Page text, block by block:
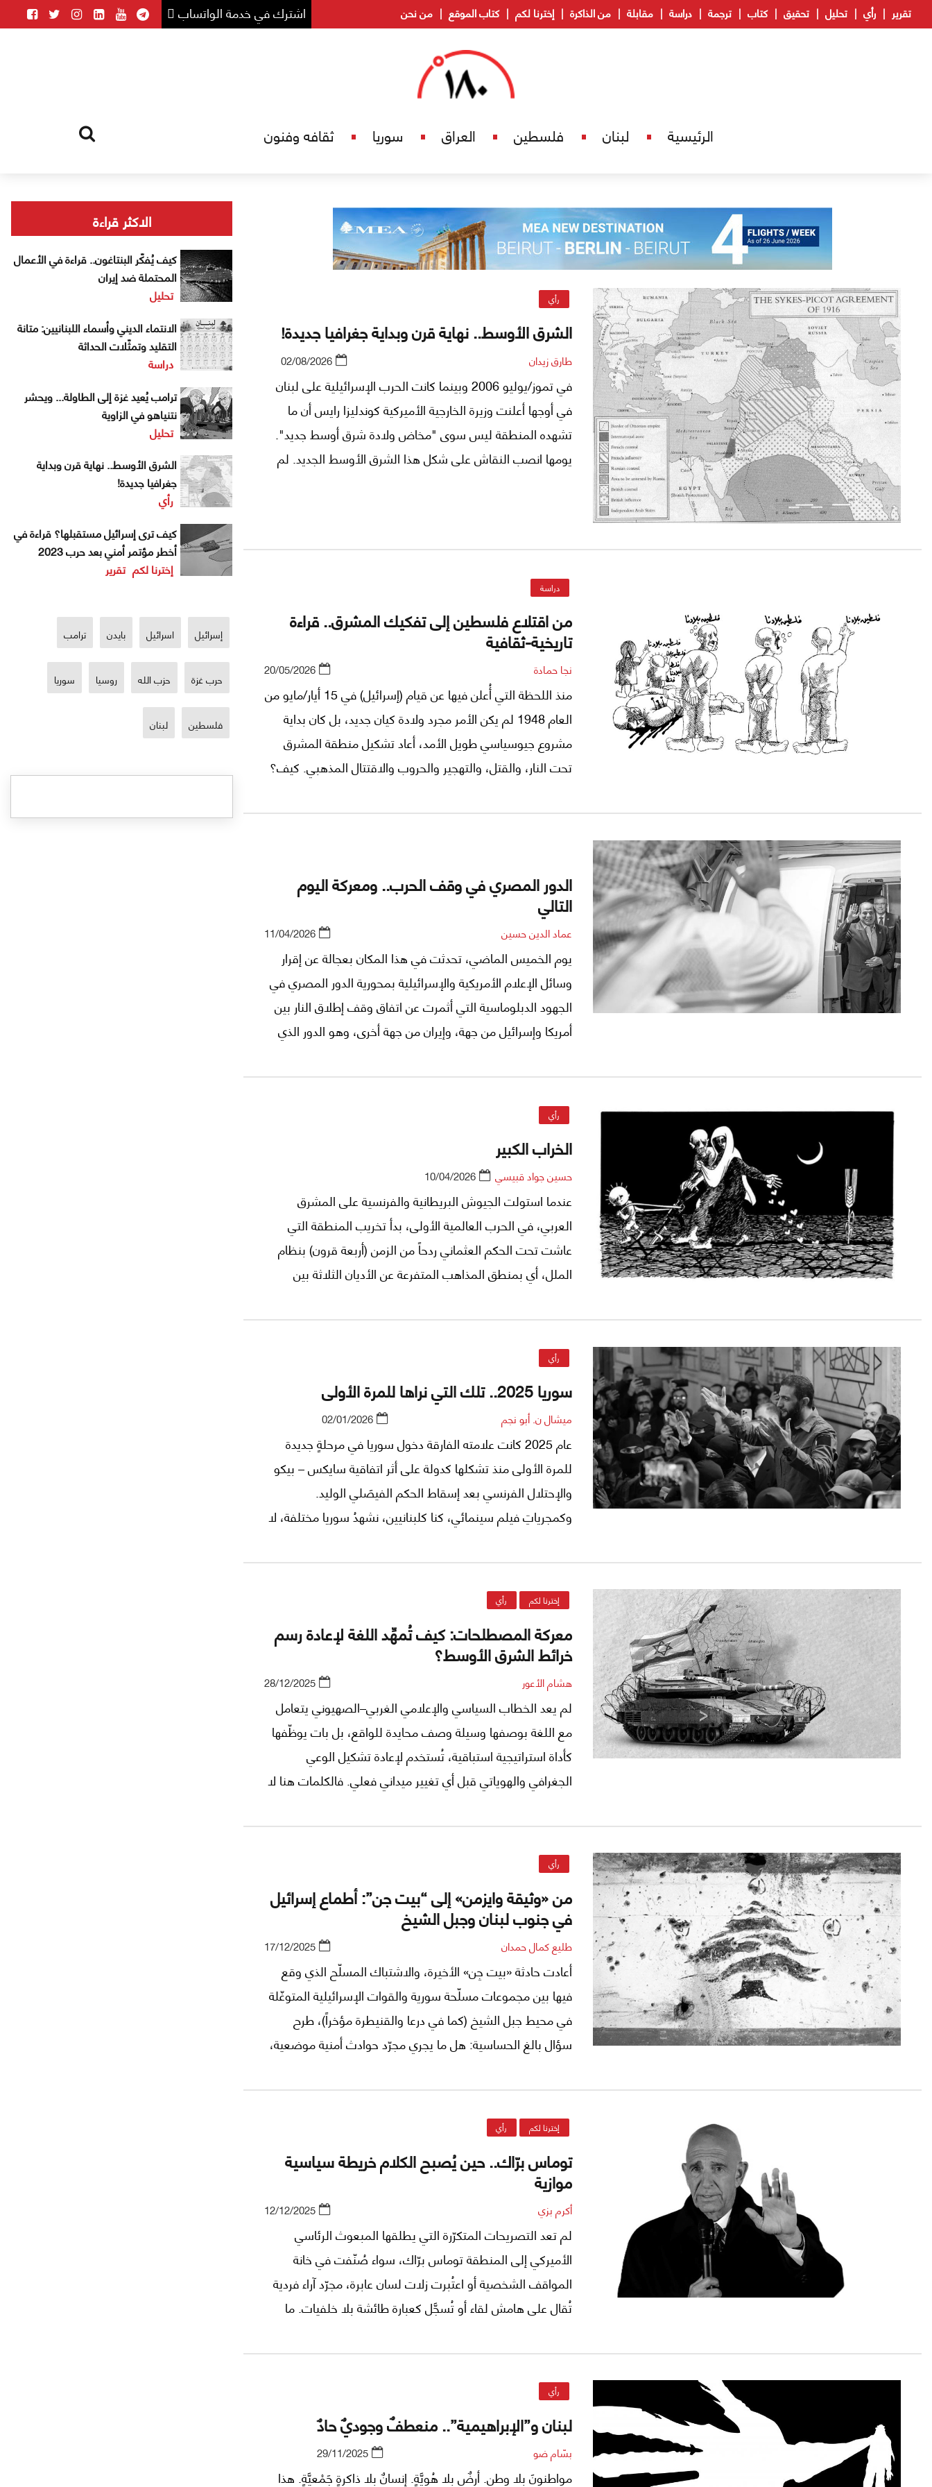
اشترك في خدمة الواتساب تقرير رأي تحليل تحقيق كتاب ترجمة دراسة مقابلة من الذاكرة إخترنا لكم كتاب الموقع من نحن
الرئيسية لبنان فلسطين العراق سوريا ثقافه وفنون
رأي
الشرق الأوسط.. نهاية قرن وبداية جغرافيا جديدة!
طارق زيدان 02/08/2026
في تموز/يوليو 2006 وبينما كانت الحرب الإسرائيلية على لبنان
في أوجها أعلنت وزيرة الخارجية الأميركية كوندليزا رايس أن ما
تشهده المنطقة ليس سوى "مخاض ولادة شرق أوسط جديد".
يومها انصب النقاش على شكل هذا الشرق الأوسط الجديد. لم
دراسة
من اقتلاع فلسطين إلى تفكيك المشرق.. قراءة
تاريخية-ثقافية
نجا حمادة 20/05/2026
منذ اللحظة التي أُعلن فيها عن قيام (إسرائيل) في 15 أيار/مايو من
العام 1948 لم يكن الأمر مجرد ولادة كيان جديد، بل كان بداية
مشروع جيوسياسي طويل الأمد، أعاد تشكيل منطقة المشرق
تحت النار، والقتل، والتهجير والحروب والاقتتال المذهبي. كيف؟
الدور المصري في وقف الحرب.. ومعركة اليوم
التالي
عماد الدين حسين 11/04/2026
يوم الخميس الماضي، تحدثت في هذا المكان بعجالة عن إقرار
وسائل الإعلام الأمريكية والإسرائيلية بمحورية الدور المصري في
الجهود الدبلوماسية التي أثمرت عن اتفاق وقف إطلاق النار بين
أمريكا وإسرائيل من جهة، وإيران من جهة أخرى، وهو الدور الذي
إسلام آباد.
رأي
الخراب الكبير
حسين جواد قبيسي 10/04/2026
عندما استولت الجيوش البريطانية والفرنسية على المشرق
العربي، في الحرب العالمية الأولى، بدأ تخريب المنطقة التي
عاشت تحت الحكم العثماني ردحاً من الزمن (أربعة قرون) بنظام
الملل، أي بمنطق المذاهب المتفرعة عن الأديان الثلاثة بين
تحت هيمنة سلطان الباب العالي، الذي أدارها على شكل ولايات
تتّسع مساحاتها أو تضيق تبعاً لنفوذ الولاة الذين يعيّنهم ومدى
طاعتهم له أو قربهم منه.
رأي
سوريا 2025.. تلك التي نراها للمرة الأولى
ميشال ن. أبو نجم 02/01/2026
عام 2025 كانت علامته الفارقة دخول سوريا في مرحلةٍ جديدة
للمرة الأولى منذ تشكلها كدولة على أثر اتفاقية سايكس – بيكو
والإحتلال الفرنسي بعد إسقاط الحكم الفيصَلي الوليد.
وكمجرياتِ فيلمٍ سينمائي، كنا كلبنانيين، نشهدُ سوريا مختلفة، لا
عن أي سوريا أخرى في التاريخ الحديث.
إخترنا لكم رأي
معركة المصطلحات: كيف تُمهِّد اللغة لإعادة رسم
خرائط الشرق الأوسط؟
هشام الأعور 28/12/2025
لم يعد الخطاب السياسي والإعلامي الغربي–الصهيوني يتعامل
مع اللغة بوصفها وسيلة وصف محايدة للواقع، بل بات يوظّفها
كأداة استراتيجية استباقية، تُستخدم لإعادة تشكيل الوعي
الجغرافي والهوياتي قبل أي تغيير ميداني فعلي. فالكلمات هنا لا
لتقبّل خرائط وحدود لم تولد بعد على الأرض، لكنها رُسمت سلفًا
في العقول.
رأي
من «وثيقة وايزمن» إلى “بيت جن”: أطماع إسرائيل
في جنوب لبنان وجبل الشيخ
طليع كمال حمدان 17/12/2025
أعادت حادثة «بيت جِن» الأخيرة، والاشتباك المسلّح الذي وقع
فيها بين مجموعات مسلّحة سورية والقوات الإسرائيلية المتوغّلة
في محيط جبل الشيخ (كما في درعا والقنيطرة مؤخراً)، طرح
سؤال بالغ الحساسية: هل ما يجري مجرّد حوادث أمنية موضعية،
يستهدف جبل الشيخ والجنوب السوري والجنوب اللبناني معًا؟
إخترنا لكم رأي
توماس برّاك.. حين يُصبح الكلام خريطة سياسية
موازية
أكرم بزي 12/12/2025
لم تعد التصريحات المتكرّرة التي يطلقها المبعوث الرئاسي
الأميركي إلى المنطقة توماس برّاك، سواء صُنّفت في خانة
المواقف الشخصية أو اعتُبرت زلات لسان عابرة، مجرّد آراء فردية
تُقال على هامش لقاء أو تُسجَّل كعبارة طائشة بلا خلفيات. ما
منظّم يعبّر عن رؤية شاملة تُدفع إلى الواجهة تدريجيًا، كلما سنحت
الفرصة، وبالجرعات التي يراها أصحابها مناسبة للحظة الإقليمية
والدولية.
رأي
لبنان و”الإبراهيمية”.. منعطفٌ وجوديٌ حادٌ
بسّام ضو 29/11/2025
مواطنونَ بلا وطنٍ. أرضٌ بلا هُويَّةٍ. إنسانٌ بلا ذاكرةٍ جَمْعيَّةٍ. هذا
الاكثر قراءة
كيف يُفكّر البنتاغون.. قراءة في الأعمال
المحتملة ضد إيران
تحليل
الانتماء الديني وأسماء اللبنانيين: متانة
التقليد وتمثّلات الحداثة
دراسة
ترامب يُعيد غزة إلى الطاولة... ويحشر
نتنياهو في الزاوية
تحليل
الشرق الأوسط.. نهاية قرن وبداية
جغرافيا جديدة!
رأي
كيف ترى إسرائيل مستقبلها؟ قراءة في
أخطر مؤتمر أمني بعد حرب 2023
إخترنا لكم تقرير
إسرائيل اسرائيل بايدن ترامب
حرب غزة حزب الله روسيا سوريا
فلسطين لبنان